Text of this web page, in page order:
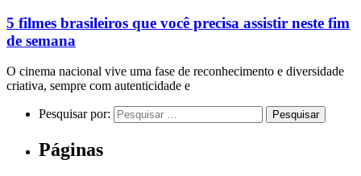
5 filmes brasileiros que você precisa assistir neste fim
de semana
O cinema nacional vive uma fase de reconhecimento e diversidade
criativa, sempre com autenticidade e
Pesquisar por:
Páginas